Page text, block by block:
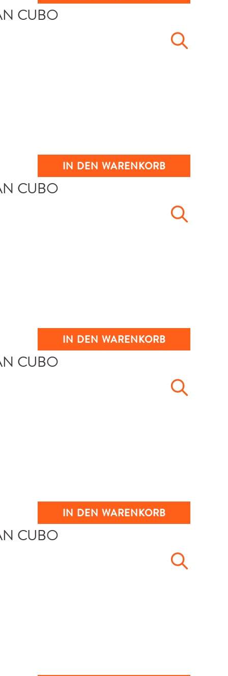
IN DEN WARENKORB
IN DEN WARENKORB
IN DEN WARENKORB